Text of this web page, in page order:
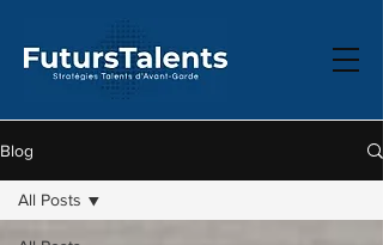
Blog
All Posts